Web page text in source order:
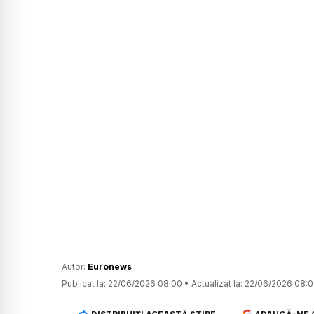
Autor: Euronews
Publicat la: 22/06/2026 08:00 • Actualizat la: 22/06/2026